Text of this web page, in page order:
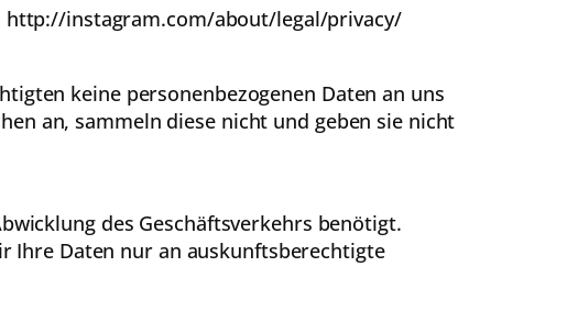
http://instagram.com/about/legal/privacy/
keine personenbezogenen Daten an uns
an, sammeln diese nicht und geben sie nicht
des Geschäftsverkehrs benötigt.
Ihre Daten nur an auskunftsberechtigte